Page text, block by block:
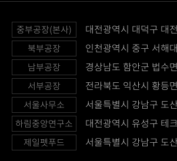
중부공장(본사) 대전광역시 대덕구 대
북부공장 인천광역시 중구 서해
남부공장 경상남도 함안군 법수
서부공장 전라북도 익산시 황등
서울사무소 서울특별시 강남구 도
하림중앙연구소 대전광역시 유성구 테
제일펫푸드 서울특별시 강남구 도